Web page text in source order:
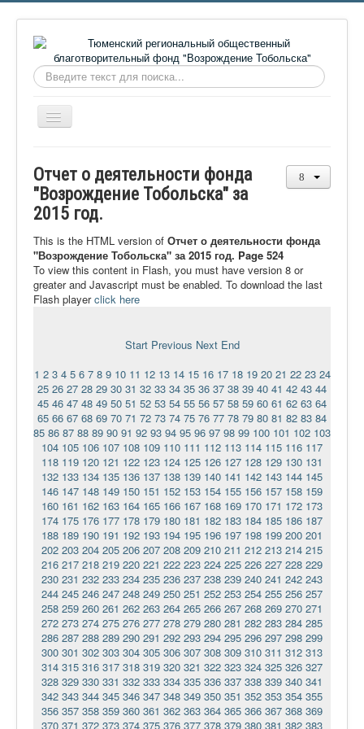
Искать...
Включить/
выключить
О фонде
Онлайн библиотека
Видеоматериалы
Контакты
Сайт проекта Достоевский
Отчет о деятельности фонда
"Возрождение Тобольска" за
2015 год.
This is the HTML version of Отчет о деятельности фонда
"Возрождение Тобольска" за 2015 год. Page 524
To view this content in Flash, you must have version 8 or
greater and Javascript must be enabled. To download the last
Flash playerclick here
Start Previous Next End
1 2 3 4 5 6 7 8 9 10 11 12 13 14 15 16 17 18 19 20 21 22 23 24
25 26 27 28 29 30 31 32 33 34 35 36 37 38 39 40 41 42 43 44
45 46 47 48 49 50 51 52 53 54 55 56 57 58 59 60 61 62 63 64
65 66 67 68 69 70 71 72 73 74 75 76 77 78 79 80 81 82 83 84
85 86 87 88 89 90 91 92 93 94 95 96 97 98 99 100 101 102 103
104 105 106 107 108 109 110 111 112 113 114 115 116 117
118 119 120 121 122 123 124 125 126 127 128 129 130 131
132 133 134 135 136 137 138 139 140 141 142 143 144 145
146 147 148 149 150 151 152 153 154 155 156 157 158 159
160 161 162 163 164 165 166 167 168 169 170 171 172 173
174 175 176 177 178 179 180 181 182 183 184 185 186 187
188 189 190 191 192 193 194 195 196 197 198 199 200 201
202 203 204 205 206 207 208 209 210 211 212 213 214 215
216 217 218 219 220 221 222 223 224 225 226 227 228 229
230 231 232 233 234 235 236 237 238 239 240 241 242 243
244 245 246 247 248 249 250 251 252 253 254 255 256 257
258 259 260 261 262 263 264 265 266 267 268 269 270 271
272 273 274 275 276 277 278 279 280 281 282 283 284 285
286 287 288 289 290 291 292 293 294 295 296 297 298 299
300 301 302 303 304 305 306 307 308 309 310 311 312 313
314 315 316 317 318 319 320 321 322 323 324 325 326 327
328 329 330 331 332 333 334 335 336 337 338 339 340 341
342 343 344 345 346 347 348 349 350 351 352 353 354 355
356 357 358 359 360 361 362 363 364 365 366 367 368 369
370 371 372 373 374 375 376 377 378 379 380 381 382 383